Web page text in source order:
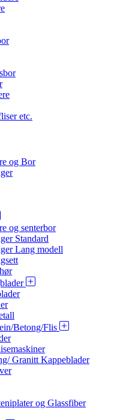
etc.
og Bor
og senterbor
Standard
Lang modell
Betong/Flis
Granitt Kappeblader
og Glassfiber